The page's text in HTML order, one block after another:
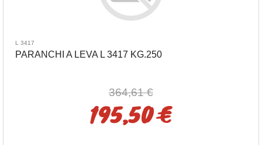
L 3417
PARANCHI A LEVA L 3417 KG.250
364,61 €
195,50 €